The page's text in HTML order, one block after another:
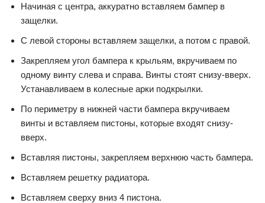
Начиная с центра, аккуратно вставляем бампер в
защелки.
С левой стороны вставляем защелки, а потом с правой.
Закрепляем угол бампера к крыльям, вкручиваем по
одному винту слева и справа. Винты стоят снизу-вверх.
Устанавливаем в колесные арки подкрылки.
По периметру в нижней части бампера вкручиваем
винты и вставляем пистоны, которые входят снизу-
вверх.
Вставляя пистоны, закрепляем верхнюю часть бампера.
Вставляем решетку радиатора.
Вставляем сверху вниз 4 пистона.